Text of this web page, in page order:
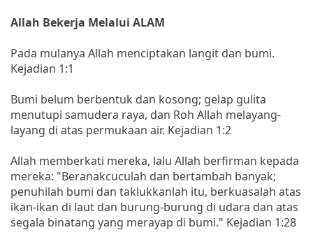
Allah Bekerja Melalui ALAM
Pada mulanya Allah menciptakan langit dan bumi.
Kejadian 1:1
Bumi belum berbentuk dan kosong; gelap gulita
menutupi samudera raya, dan Roh Allah melayang-
layang di atas permukaan air. Kejadian 1:2
Allah memberkati mereka, lalu Allah berfirman kepada
mereka: "Beranakcuculah dan bertambah banyak;
penuhilah bumi dan taklukkanlah itu, berkuasalah atas
ikan-ikan di laut dan burung-burung di udara dan atas
segala binatang yang merayap di bumi." Kejadian 1:28